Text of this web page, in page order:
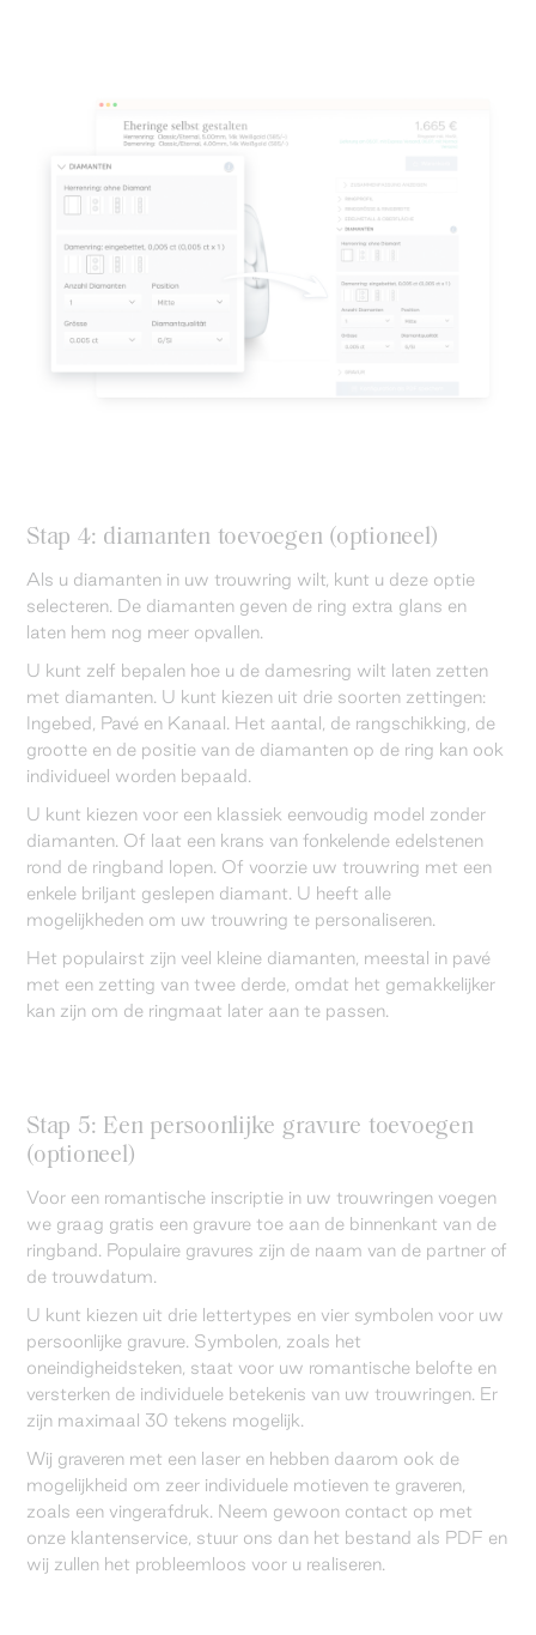
Stap 4: diamanten toevoegen (optioneel)
Als u diamanten in uw trouwring wilt, kunt u deze optie
selecteren. De diamanten geven de ring extra glans en
laten hem nog meer opvallen.
U kunt zelf bepalen hoe u de damesring wilt laten zetten
met diamanten. U kunt kiezen uit drie soorten zettingen:
Ingebed, Pavé en Kanaal. Het aantal, de rangschikking, de
grootte en de positie van de diamanten op de ring kan ook
individueel worden bepaald.
U kunt kiezen voor een klassiek eenvoudig model zonder
diamanten. Of laat een krans van fonkelende edelstenen
rond de ringband lopen. Of voorzie uw trouwring met een
enkele briljant geslepen diamant. U heeft alle
mogelijkheden om uw trouwring te personaliseren.
Het populairst zijn veel kleine diamanten, meestal in pavé
met een zetting van twee derde, omdat het gemakkelijker
kan zijn om de ringmaat later aan te passen.
Stap 5: Een persoonlijke gravure toevoegen
(optioneel)
Voor een romantische inscriptie in uw trouwringen voegen
we graag gratis een gravure toe aan de binnenkant van de
ringband. Populaire gravures zijn de naam van de partner of
de trouwdatum.
U kunt kiezen uit drie lettertypes en vier symbolen voor uw
persoonlijke gravure. Symbolen, zoals het
oneindigheidsteken, staat voor uw romantische belofte en
versterken de individuele betekenis van uw trouwringen. Er
zijn maximaal 30 tekens mogelijk.
Wij graveren met een laser en hebben daarom ook de
mogelijkheid om zeer individuele motieven te graveren,
zoals een vingerafdruk. Neem gewoon contact op met
onze klantenservice, stuur ons dan het bestand als PDF en
wij zullen het probleemloos voor u realiseren.